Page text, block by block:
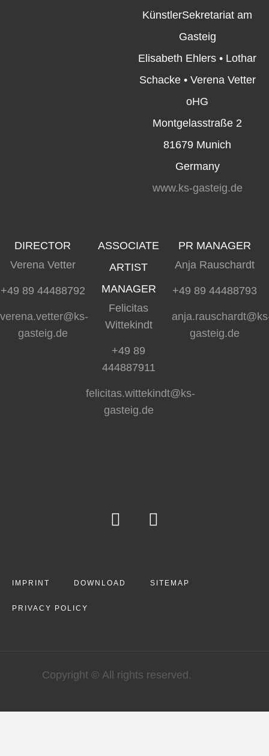
KünstlerSekretariat am
Gasteig
Elisabeth Ehlers • Lothar
Schacke • Verena Vetter
oHG
Montgelasstraße 2
81679 Munich
Germany
www.ks-gasteig.de
DIRECTOR
Verena Vetter
+49 89 44488792
verena.vetter@ks-
gasteig.de
ASSOCIATE
ARTIST
MANAGER
Felicitas
Wittekindt
+49 89
444887911
felicitas.wittekindt@ks-
gasteig.de
PR MANAGER
Anja Rauschardt
+49 89 44488793
gasteig.de
IMPRINT DOWNLOAD SITEMAP
PRIVACY POLICY
Copyright © All rights reserved.